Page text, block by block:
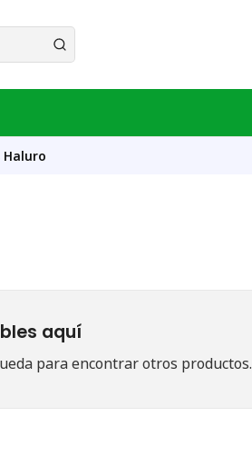
Haluro
aquí
para encontrar otros productos.